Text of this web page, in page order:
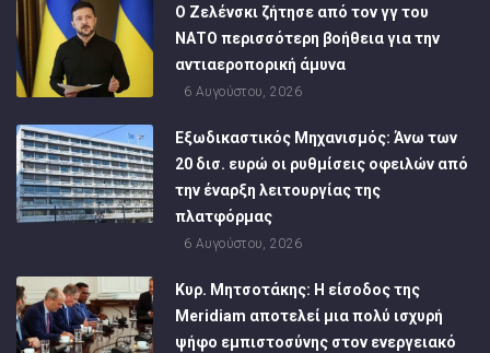
Ο Ζελένσκι ζήτησε από τον γγ του
ΝΑΤΟ περισσότερη βοήθεια για την
αντιαεροπορική άμυνα
6 Αυγούστου, 2026
Εξωδικαστικός Μηχανισμός: Άνω των
20 δισ. ευρώ οι ρυθμίσεις οφειλών από
την έναρξη λειτουργίας της
πλατφόρμας
6 Αυγούστου, 2026
Κυρ. Μητσοτάκης: Η είσοδος της
Meridiam αποτελεί μια πολύ ισχυρή
ψήφο εμπιστοσύνης στον ενεργειακό